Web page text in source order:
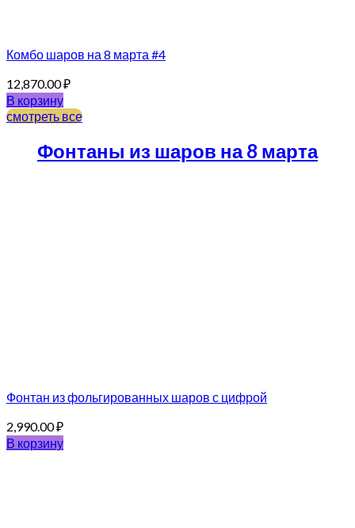
Комбо шаров на 8 марта #4
12,870.00₽
В корзину
смотреть все
Фонтаны из шаров на 8 марта
Фонтан из фольгированных шаров с цифрой
2,990.00₽
В корзину